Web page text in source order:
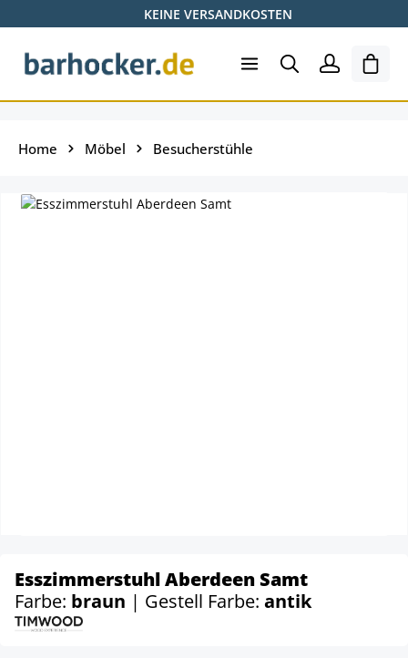
Zum Hauptinhalt springenKEINE VERSANDKOSTEN
Home Möbel Besucherstühle
Esszimmerstuhl Aberdeen Samt
Farbe: braun | Gestell Farbe: antik